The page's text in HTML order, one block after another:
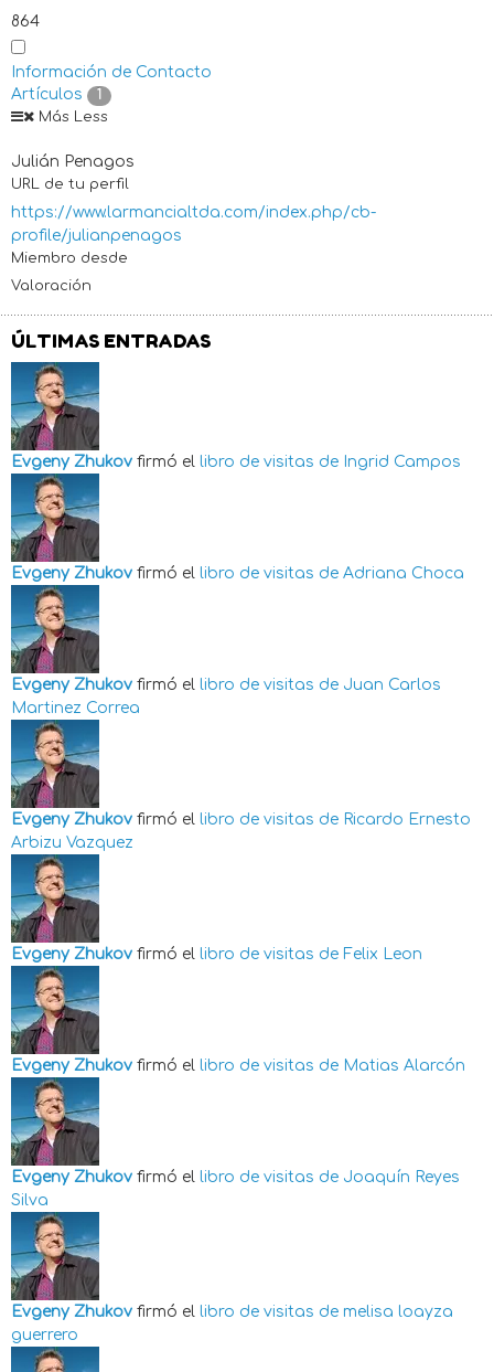
864
Información de Contacto
Artículos
1
Más Less
Julián Penagos
URL de tu perfil
https://www.larmancialtda.com/index.php/cb-
profile/julianpenagos
Miembro desde
Valoración
ÚLTIMAS ENTRADAS
Evgeny Zhukov firmó el libro de visitas de Ingrid Campos
Evgeny Zhukov firmó el libro de visitas de Adriana Choca
Evgeny Zhukov firmó el libro de visitas de Juan Carlos
Martinez Correa
Evgeny Zhukov firmó el libro de visitas de Ricardo Ernesto
Arbizu Vazquez
Evgeny Zhukov firmó el libro de visitas de Felix Leon
Evgeny Zhukov firmó el libro de visitas de Matias Alarcón
Evgeny Zhukov firmó el libro de visitas de Joaquín Reyes
Silva
Evgeny Zhukov firmó el libro de visitas de melisa loayza
guerrero